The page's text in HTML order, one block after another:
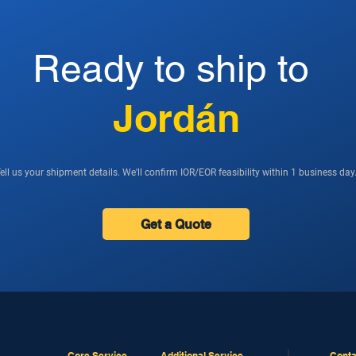
Ready to ship to
Jordán
us your shipment details. We'll confirm IOR/EOR feasibility within 1 business day.
Get a Quote